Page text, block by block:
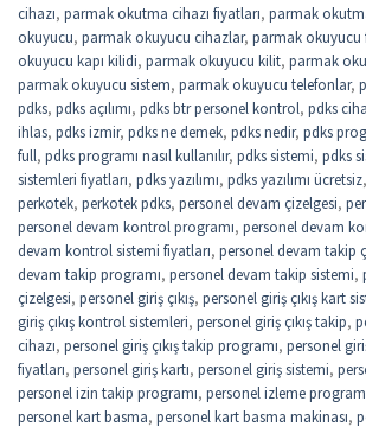
cihazı, parmak okutma cihazı fiyatları, parmak
okuyucu, parmak okuyucu cihazlar, parmak okuyucu
okuyucu kapı kilidi, parmak okuyucu kilit, parmak
parmak okuyucu sistem, parmak okuyucu telefonlar,
pdks, pdks açılımı, pdks btr personel kontrol, pdks
ihlas, pdks izmir, pdks ne demek, pdks nedir, pdks
full, pdks programı nasıl kullanılır, pdks sistemi, pdks
sistemleri fiyatları, pdks yazılımı, pdks yazılımı ücretsiz,
perkotek, perkotek pdks, personel devam çizelgesi,
personel devam kontrol programı, personel devam
devam kontrol sistemi fiyatları, personel devam takip
devam takip programı, personel devam takip sistemi,
çizelgesi, personel giriş çıkış, personel giriş çıkış kart
giriş çıkış kontrol sistemleri, personel giriş çıkış takip,
cihazı, personel giriş çıkış takip programı, personel
fiyatları, personel giriş kartı, personel giriş sistemi,
personel izin takip programı, personel izleme
personel kart basma, personel kart basma makinası,